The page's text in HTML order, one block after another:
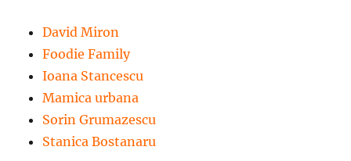
David Miron
Foodie Family
Ioana Stancescu
Mamica urbana
Sorin Grumazescu
Stanica Bostanaru